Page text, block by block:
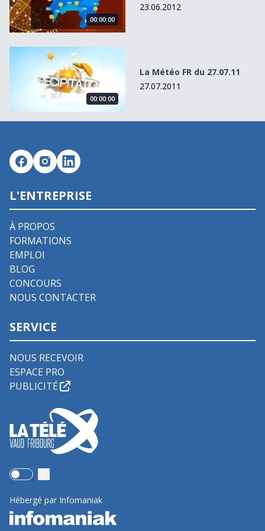
00:00:00
23.06.2012
La Météo FR du 27.07.11
00:00:00
La Météo FR du 27.07.11
27.07.2011
L'ENTREPRISE
À PROPOS
FORMATIONS
EMPLOI
BLOG
CONCOURS
NOUS CONTACTER
SERVICE
NOUS RECEVOIR
ESPACE PRO
PUBLICITÉ
Use setting
Hébergé par Infomaniak